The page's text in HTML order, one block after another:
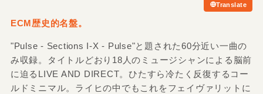
Translate
ECM歴史的名盤。
"Pulse - Sections I-X - Pulse"と題された60分近い一曲の
み収録。タイトルどおり18人のミュージシャンによる脳前
に迫るLIVE AND DIRECT。ひたすら冷たく反復するコー
ルドミニマル。ライヒの中でもこれをフェイヴァリットに